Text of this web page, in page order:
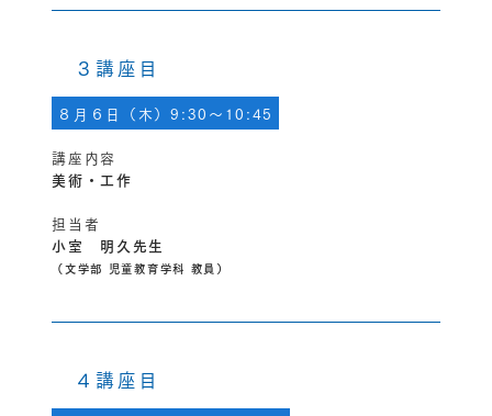
３講座目
８月６日（木）9:30～10:45
講座内容
美術・工作
担当者
小室 明久先生
（文学部 児童教育学科 教員）
４講座目